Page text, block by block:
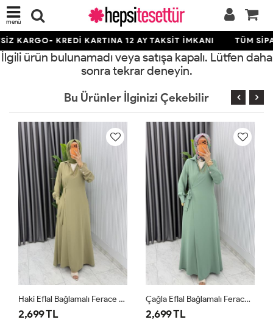
menü
KARGO- KREDİ KARTINA 12 AY TAKSİT İMKANI TÜM
İlgili ürün bulunamadı veya satışa kapalı. Lütfen daha
sonra tekrar deneyin.
Bu Ürünler İlginizi Çekebilir
Haki Eflal Bağlamalı Ferace Premium Seri Tesettür Giyim
2,699 TL
Çağla Eflal Bağlamalı Ferace Premium Seri Tesettür Giyim
2,699 TL